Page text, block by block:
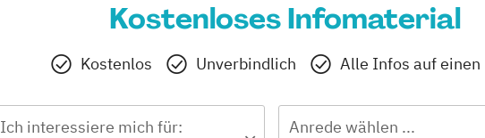
Kostenloses Infomaterial
Kostenlos Unverbindlich Alle Infos auf einen
Ich interessiere mich für:
Anrede wählen ...